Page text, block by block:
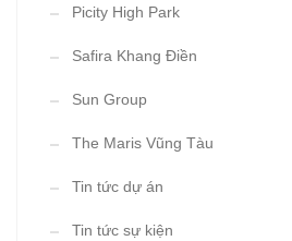
Picity High Park
Safira Khang Điền
Sun Group
The Maris Vũng Tàu
Tin tức dự án
Tin tức sự kiện